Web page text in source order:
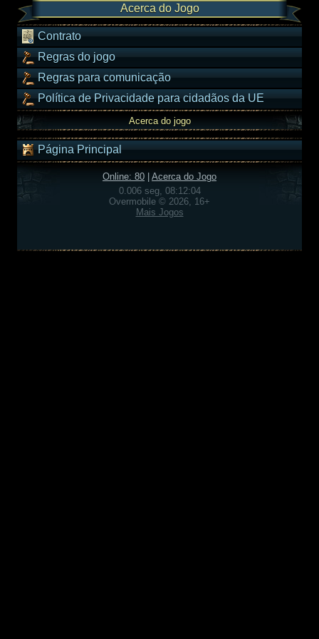
Acerca do Jogo
Contrato
Regras do jogo
Regras para comunicação
Política de Privacidade para cidadãos da UE
Acerca do jogo
Página Principal
Online: 80
Acerca do Jogo
0.006 seg, 08:12:04
Overmobile © 2026, 16+
Mais Jogos